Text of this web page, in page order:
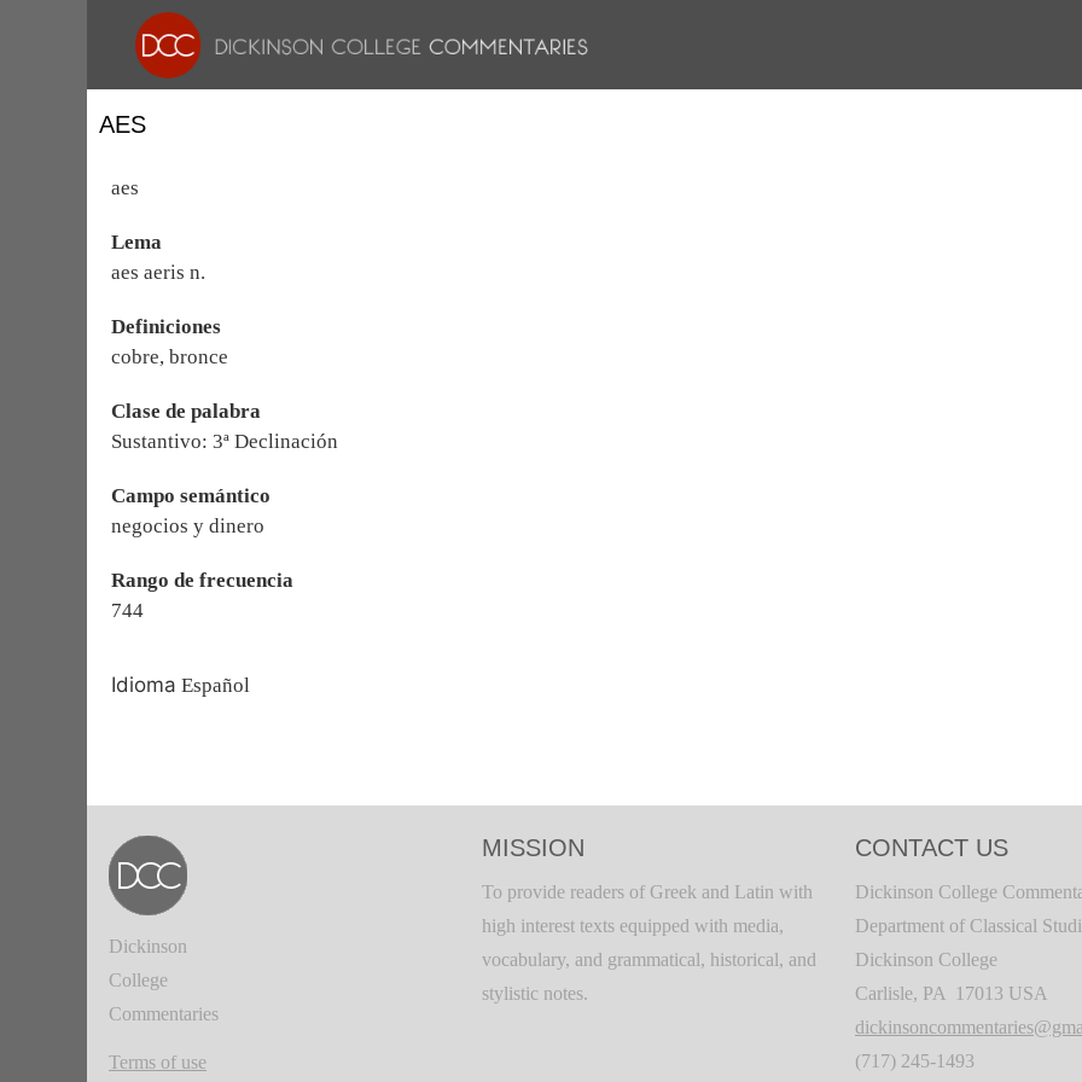
AES
aes
Lema
aes aeris n.
Definiciones
cobre, bronce
Clase de palabra
Sustantivo: 3ª Declinación
Campo semántico
negocios y dinero
Rango de frecuencia
744
Idioma Español
Dickinson
College
Commentaries
Terms of use
MISSION
To provide readers of Greek and Latin with
high interest texts equipped with media,
vocabulary, and grammatical, historical, and
stylistic notes.
CONTACT US
Dickinson College
Department of Classical
Dickinson College
Carlisle, PA 17013 USA
(717) 245-1493